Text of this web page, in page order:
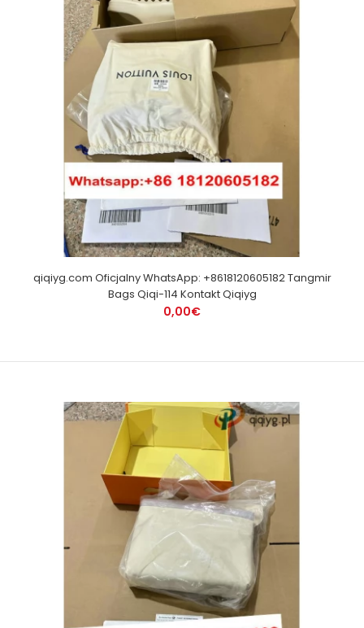
qiqiyg.com Oficjalny WhatsApp: +8618120605182 Tangmir
Bags Qiqi-114 Kontakt Qiqiyg
0,00€